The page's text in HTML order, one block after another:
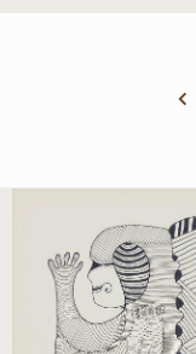
critici
Contatti